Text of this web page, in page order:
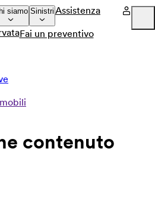
siamo Sinistri Assistenza
Fai un preventivo
contenuto